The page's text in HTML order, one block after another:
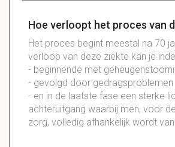
Hoe verloopt het proces van
Het proces begint meestal na 70
verloop van deze ziekte kan je
- beginnende met
- gevolgd door gedragsproblemen
- en in de laatste fase een sterke
achteruitgang waarbij men, voor
zorg, volledig afhankelijk wordt